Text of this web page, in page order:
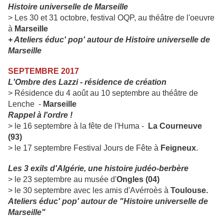
Histoire universelle de Marseille
> Les 30 et 31 octobre, festival OQP, au théâtre de l'oeuvre
à Marseille
+ Ateliers éduc' pop' autour de Histoire universelle de
Marseille
SEPTEMBRE 2017
L'Ombre des Lazzi - résidence de création
> Résidence du 4 août au 10 septembre au théâtre de
Lenche - Marseille
Rappel à l'ordre !
> le 16 septembre à la fête de l'Huma -
La Courneuve
(93)
> le 17 septembre Festival Jours de Fête à Feigneux.
Les 3 exils d'Algérie, une histoire judéo-berbère
> le 23 septembre au musée d'Ongles (04)
> le 30 septembre avec les amis d'Avérroès à Toulouse.
Ateliers éduc' pop' autour de "Histoire universelle de
Marseille"